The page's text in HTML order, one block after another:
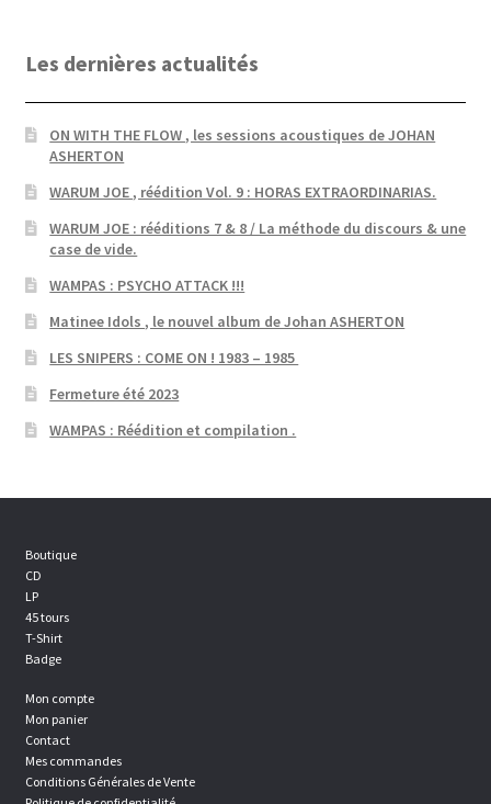
Les dernières actualités
ON WITH THE FLOW , les sessions acoustiques de JOHAN
ASHERTON
WARUM JOE , réédition Vol. 9 : HORAS EXTRAORDINARIAS.
WARUM JOE : rééditions 7 & 8 / La méthode du discours & une
case de vide.
WAMPAS : PSYCHO ATTACK !!!
Matinee Idols , le nouvel album de Johan ASHERTON
LES SNIPERS : COME ON ! 1983 – 1985
Fermeture été 2023
WAMPAS : Réédition et compilation .
Boutique
CD
LP
45 tours
T-Shirt
Badge
Mon compte
Mon panier
Contact
Mes commandes
Conditions Générales de Vente